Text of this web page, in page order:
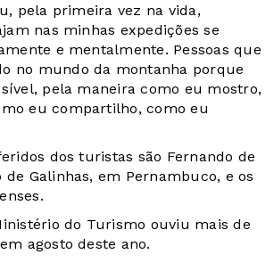
pela primeira vez na vida,
nas minhas expedições se
e mentalmente. Pessoas que
no mundo da montanha porque
pela maneira como eu mostro,
eu compartilho, como eu
dos turistas são Fernando de
de Galinhas, em Pernambuco, e os
do Turismo ouviu mais de
agosto deste ano.